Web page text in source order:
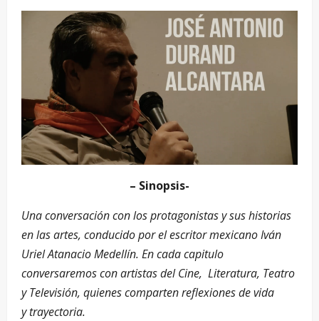
– Sinopsis-
Una conversación con los protagonistas y sus historias
en las artes, conducido por el escritor mexicano Iván
Uriel Atanacio Medellín. En cada capitulo
conversaremos con artistas del Cine, Literatura, Teatro
y Televisión, quienes comparten reflexiones de vida
y trayectoria.